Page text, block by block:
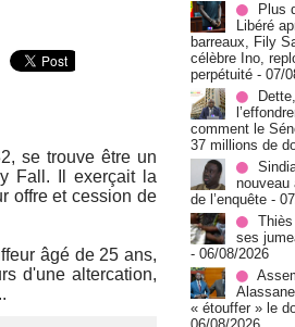
se trouve être un
Fall. Il exerçait la
offre et cession de
âgé de 25 ans,
d'une altercation,
Plus
Libéré
barreaux, Fily
célèbre Ino,
perpétuité - 07/
comment le
37 millions de
de l’enquête -
ses
- 06/08/2026
« étouffer » le